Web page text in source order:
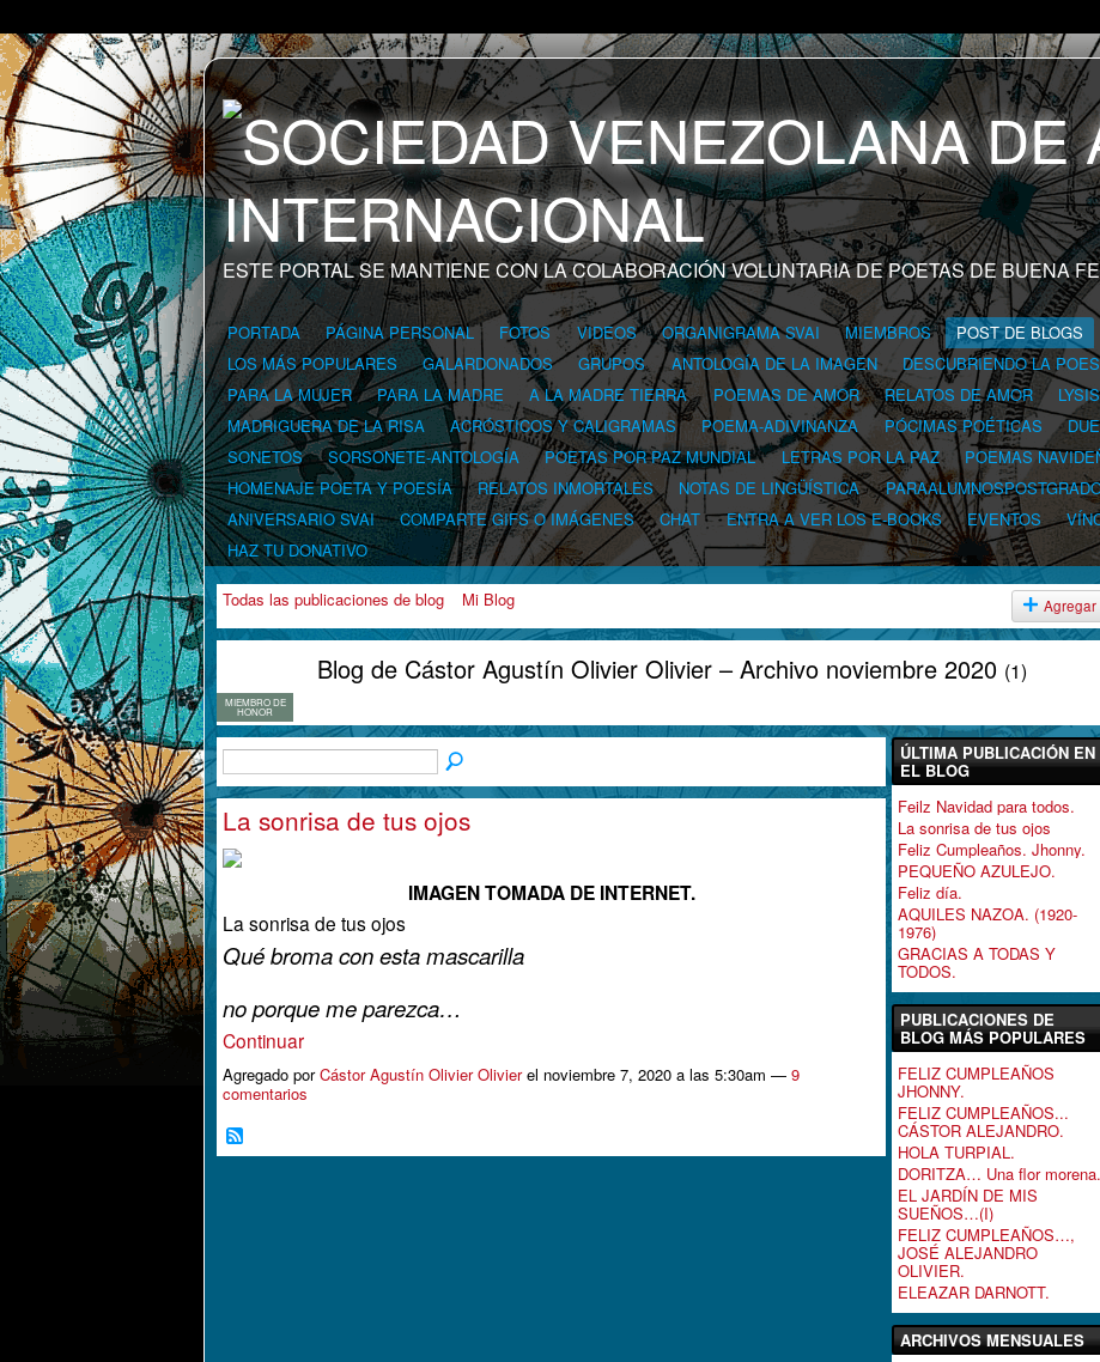
ESTE PORTAL SE MANTIENE CON LA COLABORACIÓN VOLUNTARIA DE POETAS DE BUENA FE
PORTADA PÁGINA PERSONAL FOTOS VIDEOS ORGANIGRAMA SVAI MIEMBROS POST DE BLOGS
LOS MÁS POPULARES
GALARDONADOS GRUPOS ANTOLOGÍA DE LA IMAGEN DESCUBRIENDO LA
PARA LA MUJER
PARA LA MADRE A LA MADRE TIERRA POEMAS DE AMOR RELATOS DE AMOR
MADRIGUERA DE LA RISA
ACRÓSTICOS Y CALIGRAMAS POEMA-ADIVINANZA PÓCIMAS POÉTICAS
SONETOS
SORSONETE-ANTOLOGÍA POETAS POR PAZ MUNDIAL LETRAS POR LA PAZ POEMAS
HOMENAJE POETA Y POESÍA
RELATOS INMORTALES NOTAS DE LINGÜÍSTICA
ANIVERSARIO SVAI
COMPARTE GIFS O IMÁGENES CHAT ENTRA A VER LOS E-BOOKS EVENTOS
HAZ TU DONATIVO
Todas las publicaciones de blog Mi Blog Agregar
MIEMBRO DE
HONOR
Blog de Cástor Agustín Olivier Olivier – Archivo noviembre 2020 (1)
La sonrisa de tus ojos
IMAGEN TOMADA DE INTERNET.
La sonrisa de tus ojos
Qué broma con esta mascarilla
no porque me parezca…
Continuar
Agregado porCástor Agustín Olivier Olivierel noviembre 7, 2020 a las 5:30am — 9
comentarios
ÚLTIMA PUBLICACIÓN EN
EL BLOG
Feilz Navidad para todos.
La sonrisa de tus ojos
Feliz Cumpleaños. Jhonny.
PEQUEÑO AZULEJO.
Feliz día.
AQUILES NAZOA. (1920-
1976)
GRACIAS A TODAS Y
TODOS.
PUBLICACIONES DE
BLOG MÁS POPULARES
FELIZ CUMPLEAÑOS
JHONNY.
FELIZ CUMPLEAÑOS...
CÁSTOR ALEJANDRO.
HOLA TURPIAL.
DORITZA… Una flor morena.
EL JARDÍN DE MIS
SUEÑOS…(I)
FELIZ CUMPLEAÑOS…,
JOSÉ ALEJANDRO
OLIVIER.
ELEAZAR DARNOTT.
ARCHIVOS MENSUALES